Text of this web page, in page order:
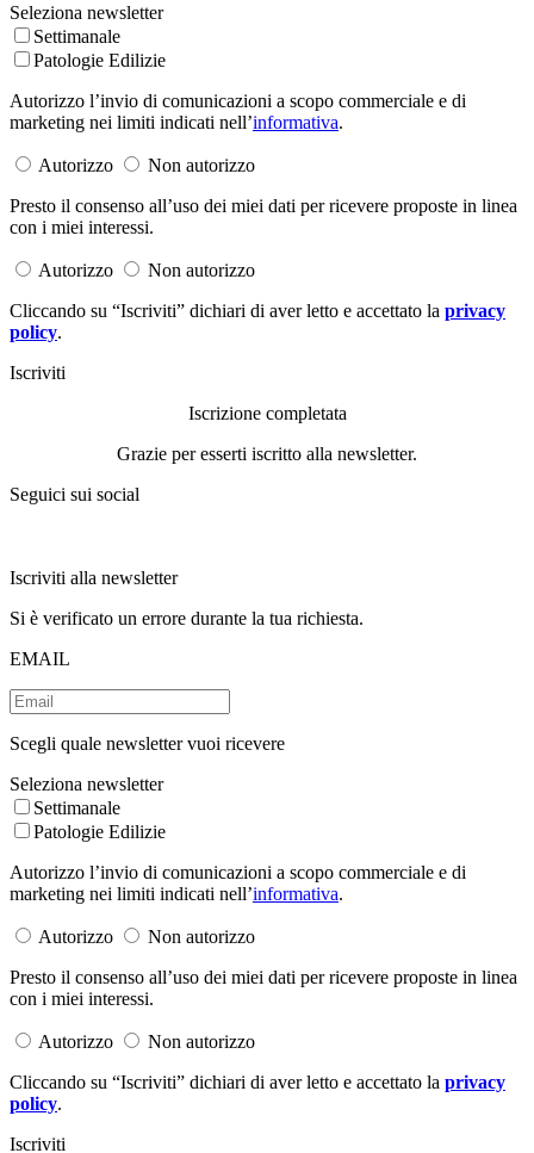
Seleziona newsletter
Settimanale
Patologie Edilizie
Autorizzo l’invio di comunicazioni a scopo commerciale e di
marketing nei limiti indicati nell’informativa.
Autorizzo
Non autorizzo
Presto il consenso all’uso dei miei dati per ricevere proposte in linea
con i miei interessi.
Autorizzo
Non autorizzo
Cliccando su “Iscriviti” dichiari di aver letto e accettato la privacy
policy.
Iscriviti
Iscrizione completata
Grazie per esserti iscritto alla newsletter.
Seguici sui social
Iscriviti alla newsletter
Si è verificato un errore durante la tua richiesta.
EMAIL
Scegli quale newsletter vuoi ricevere
Seleziona newsletter
Settimanale
Patologie Edilizie
Autorizzo l’invio di comunicazioni a scopo commerciale e di
marketing nei limiti indicati nell’informativa.
Autorizzo
Non autorizzo
Presto il consenso all’uso dei miei dati per ricevere proposte in linea
con i miei interessi.
Autorizzo
Non autorizzo
Cliccando su “Iscriviti” dichiari di aver letto e accettato la privacy
policy.
Iscriviti